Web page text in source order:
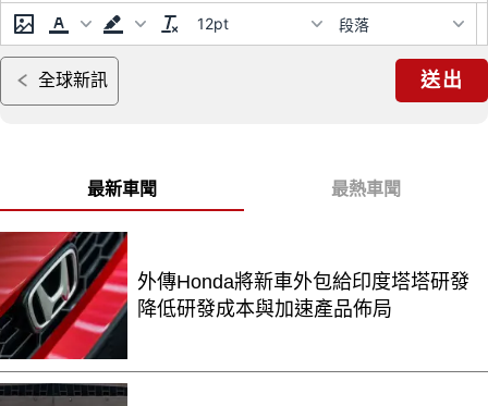
12pt 段落
全球新訊 送出
最新車聞 最熱車聞
外傳Honda將新車外包給印度塔塔研發
降低研發成本與加速產品佈局